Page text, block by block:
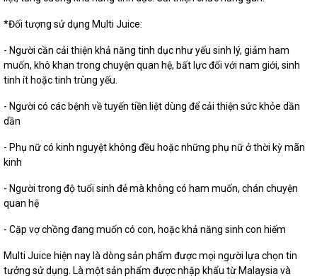
*Đối tượng sử dụng Multi Juice:
- Người cần cải thiện khả năng tinh dục như yếu sinh lý, giảm ham
muốn, khô khan trong chuyện quan hệ, bất lực đối với nam giới, sinh
tinh ít hoặc tinh trùng yếu.
- Người có các bệnh về tuyến tiền liệt dùng để cải thiện sức khỏe dần
dần
- Phụ nữ có kinh nguyệt không đều hoặc những phụ nữ ở thời kỳ mãn
kinh
- Người trong độ tuổi sinh đẻ mà không có ham muốn, chán chuyện
quan hệ
- Cặp vợ chồng đang muốn có con, hoặc khả năng sinh con hiếm
Multi Juice hiện nay là dòng sản phẩm được mọi người lựa chọn tin
tưởng sử dụng. Là một sản phẩm được nhập khẩu từ Malaysia và